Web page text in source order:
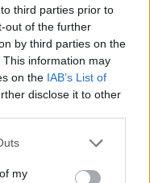
third parties prior to
out of the further
by third parties on the
This information may
on the IAB’s List of
disclose it to other
one or more Google
You may click to
my